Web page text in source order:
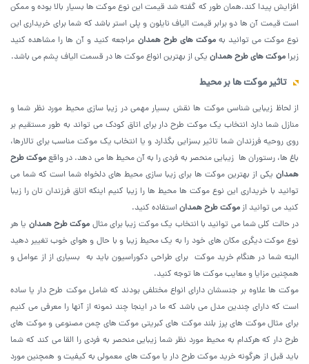
افزایش پیدا کند.همان طور که گفته شد قیمت این نوع موکت ها بسیار بالا بوده و ممکن
است قیمت آن ها دو برابر قیمت الیاف نایلون و پلی استر باشد که شما برای خریداری این
نوع موکت می توانید بهموکت های طرح همدان مراجعه کنید و آن ها را مشاهده کنید
زیرا موکت های طرح همدان یکی از بهترین انواع موکت ها در قسمت الیاف پشم می باشد.
تاثیر موکت ها بر محیط
از لحاظ زیبایی شناسی موکت ها نقش بسیار مهمی در زیبا سازی محیط مورد نظر شما و
منازل شما دارد انتخاب یک موکت طرح دار برای اتاق کودک می تواند به طور مستقیم بر
روی روحیه فرزندان شما تاثیر بسزایی بگذارد و یا انتخاب یک موکت مناسب برای تالارها،
باغ ها، رستوران ها زیبایی منحصر به فردی را به آن محیط ها می دهد. در واقعموکت طرح
همدان یکی از بهترین موکت ها برای زیبا سازی محیط های دلخواه شما است که شما می
توانید با خریداری این نوع موکت ها محیط ها را زیبا کنیم اینکه اتاق فرزندان تان را زیبا
کنید می توانید ازموکت طرح همداناستفاده کنید.
در حالت کلی شما می توانید با انتخاب یک موکت زیبا برای مثال موکت‌ طرح همدان یا هر
نوع موکت دیگری مکان های خود را به یک محیط زیبا و با حال و هوای خوب تغییر دهید
البته شما در هنگام خرید موکت برای طراحی دکوراسیون باید به بسیاری از از عوامل و
همچنین مزایا و معایب موکت ها توجه کنید.
موکت ها علاوه بر جنسشان دارای انواع مختلفی بودند که شامل موکت طرح دار یا ساده
است که دارای چندین مدل می باشد که ما در اینجا چند نمونه از آنها را معرفی می کنیم
برای مثال موکت های پرز بلند موکت های کبریتی موکت های چمن مصنوعی و موکت های
طرح دار که هرکدام به محیط مورد نظر شما زیبایی منحصر به فردی را القا می‌ کند که شما
باید قبل از هرگونه خرید موکت طرح دار یا موکت های معمولی به کیفیت و همچنین مورد